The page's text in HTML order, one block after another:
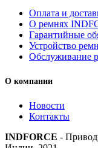
Оплата и
О ремнях
Гарантийные
Устройство
Обслуживание
О компании
Новости
Контакты
INDFORCE -